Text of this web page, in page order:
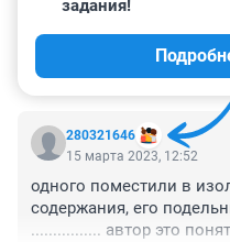
Гость
90-е обнулились,
280321646
задания!
15 марта 2023, 12:52
одного поместили в
содержания, его
................ автор это